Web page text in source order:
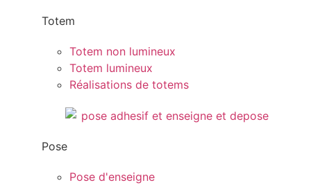
Totem
Totem non lumineux
Totem lumineux
Réalisations de totems
Pose
Pose d'enseigne